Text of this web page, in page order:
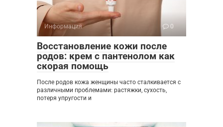
Информация 0
Восстановление кожи после
родов: крем с пантенолом как
скорая помощь
После родов кожа женщины часто сталкивается с
различными проблемами: растяжки, сухость,
потеря упругости и